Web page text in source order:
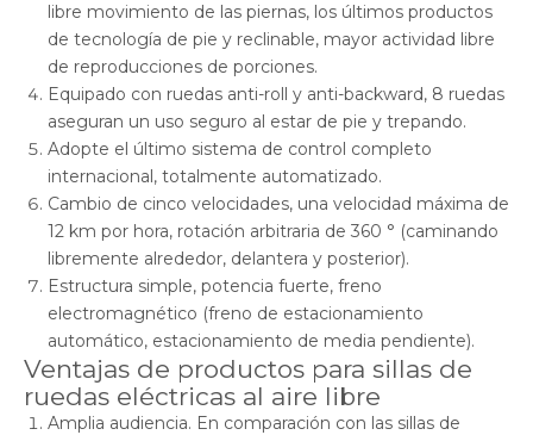
libre movimiento de las piernas, los últimos productos
de tecnología de pie y reclinable, mayor actividad libre
de reproducciones de porciones.
Equipado con ruedas anti-roll y anti-backward, 8 ruedas
aseguran un uso seguro al estar de pie y trepando.
Adopte el último sistema de control completo
internacional, totalmente automatizado.
Cambio de cinco velocidades, una velocidad máxima de
12 km por hora, rotación arbitraria de 360 ° (caminando
libremente alrededor, delantera y posterior).
Estructura simple, potencia fuerte, freno
electromagnético (freno de estacionamiento
automático, estacionamiento de media pendiente).
Ventajas de productos para sillas de
ruedas eléctricas al aire libre
Amplia audiencia. En comparación con las sillas de